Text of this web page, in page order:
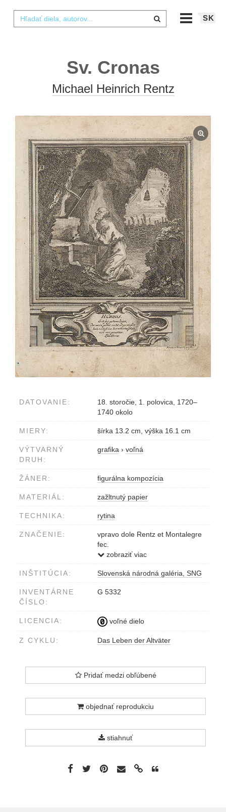
SK
Sv. Cronas
Michael Heinrich Rentz
DATOVANIE:
18. storočie, 1. polovica, 1720–
1740 okolo
MIERY: šírka 13.2 cm, výška 16.1 cm
VÝTVARNÝ
DRUH:
grafika › voľná
ŽÁNER: figurálna kompozícia
MATERIÁL: zažltnutý papier
TECHNIKA: rytina
ZNAČENIE:
vpravo dole Rentz et Montalegre
fec.
vpravo hore pag.94
zobraziť viac
INŠTITÚCIA: Slovenská národná galéria, SNG
INVENTÁRNE
ČÍSLO:
G 5332
LICENCIA: voľné dielo
Z CYKLU: Das Leben der Altväter
Pridať medzi obľúbené
objednať reprodukciu
stiahnuť